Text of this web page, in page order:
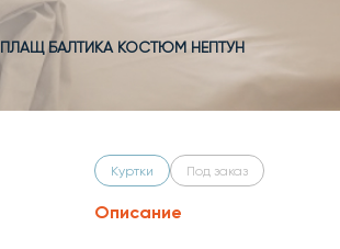
ПЛАЩ БАЛТИКА КОСТЮМ НЕПТУН
Куртки Под заказ
Описание